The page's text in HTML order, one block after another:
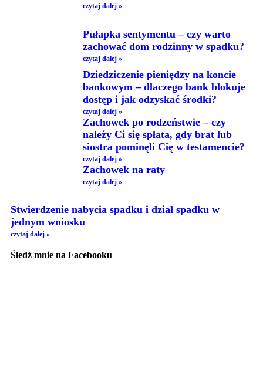
czytaj dalej »
Pułapka sentymentu – czy warto
zachować dom rodzinny w spadku?
czytaj dalej »
Dziedziczenie pieniędzy na koncie
bankowym – dlaczego bank blokuje
dostęp i jak odzyskać środki?
czytaj dalej »
Zachowek po rodzeństwie – czy
należy Ci się spłata, gdy brat lub
siostra pominęli Cię w testamencie?
czytaj dalej »
Zachowek na raty
czytaj dalej »
Stwierdzenie nabycia spadku i dział spadku w
jednym wniosku
czytaj dalej »
Śledź mnie na Facebooku